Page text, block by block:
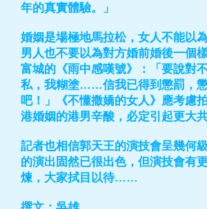
年的真實體驗。」
婚姻是場極地馬拉松，女人不能以
男人也不要以為對方婚前婚後一個
富城的《雨中感嘆號》：「要說對
私，我糊塗……信我已得到懲罰，
吧！」《不懂撒嬌的女人》應考慮
港婚姻的港男辛酸，必定引起更大共
記者也相信郭天王的演技會呈幾何
的演出固然已很出色，但演技會有
煉，大家拭目以待……